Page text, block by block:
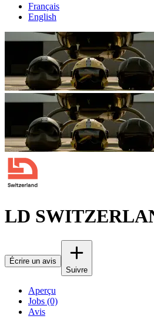
Français
English
LD
Écrire un avis
Suivre
Aperçu
Jobs (0)
Avis